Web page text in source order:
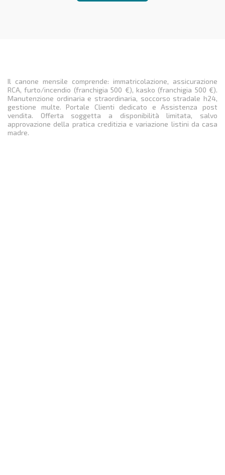
Il canone mensile comprende: immatricolazione, assicurazione
RCA, furto/incendio (franchigia 500 €), kasko (franchigia 500 €).
Manutenzione ordinaria e straordinaria, soccorso stradale h24,
gestione multe. Portale Clienti dedicato e Assistenza post
vendita. Offerta soggetta a disponibilità limitata, salvo
approvazione della pratica creditizia e variazione listini da casa
madre.